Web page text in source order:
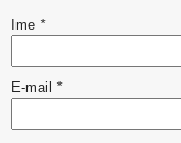
Ime *
E-mail *